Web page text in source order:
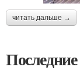
читать дальше →